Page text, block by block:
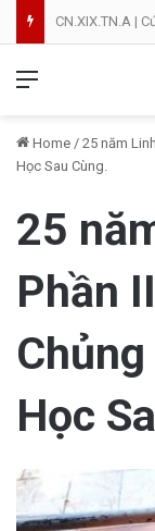
CN.XIX.TN.A |
Home / 25 năm
Học Sau Cùng.
25
Phần
Học